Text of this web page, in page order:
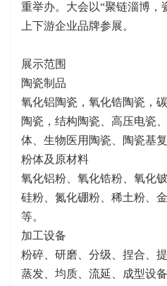
重举办。大会以“聚链淄博，
上下游企业品牌参展。
展示范围
陶瓷制品
氧化铝陶瓷，氧化锆陶瓷，
陶瓷，结构陶瓷、高压电瓷
体、生物医用陶瓷、陶瓷基
粉体及原材料
氧化铝粉、氧化锆粉、氧化
硅粉、氮化硼粉、稀土粉、
等。
加工设备
粉碎、研磨、分级、捏合、
蒸发、均质、流延、成型设